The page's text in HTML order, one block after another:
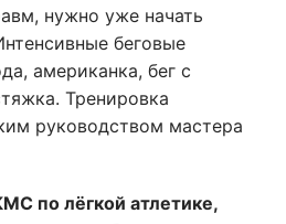
нужно уже начать
беговые
американка, бег с
Тренировка
руководством мастера
по лёгкой атлетике,